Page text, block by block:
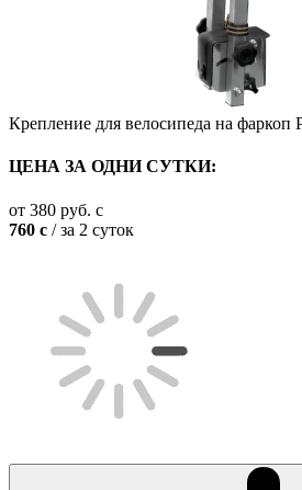
Крепление для велосипеда на фаркоп
ЦЕНА ЗА ОДНИ СУТКИ:
от 380 руб. c
760 c / за 2 суток